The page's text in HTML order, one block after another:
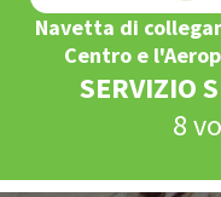
Navetta di
Centro e
SERVIZIO
8